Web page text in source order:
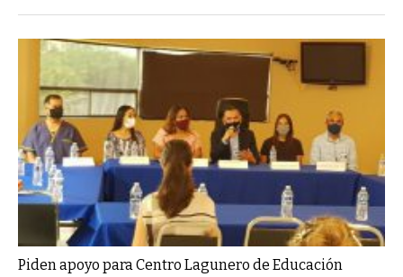
Piden apoyo para Centro Lagunero de Educación